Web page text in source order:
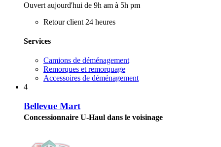
Ouvert aujourd'hui de 9h am à 5h pm
Retour client 24 heures
Services
Camions de déménagement
Remorques et remorquage
Accessoires de déménagement
4
Bellevue Mart
Concessionnaire U-Haul dans le voisinage